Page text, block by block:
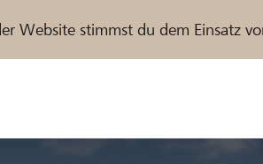
Website stimmst du dem Einsatz